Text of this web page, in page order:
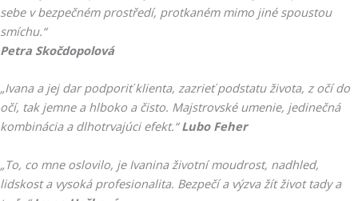
sebe v bezpečném prostředí, protkaném mimo jiné spoustou
smíchu.“
Petra Skočdopolová
„Ivana a jej dar podporiť klienta, zazrieť podstatu života, z očí do
očí, tak jemne a hlboko a čisto. Majstrovské umenie, jedinečná
kombinácia a dlhotrvajúci efekt.“Lubo Feher
„To, co mne oslovilo, je Ivanina životní moudrost, nadhled,
lidskost a vysoká profesionalita. Bezpečí a výzva žít život tady a